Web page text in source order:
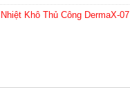
Khô Thủ Công DermaX-07